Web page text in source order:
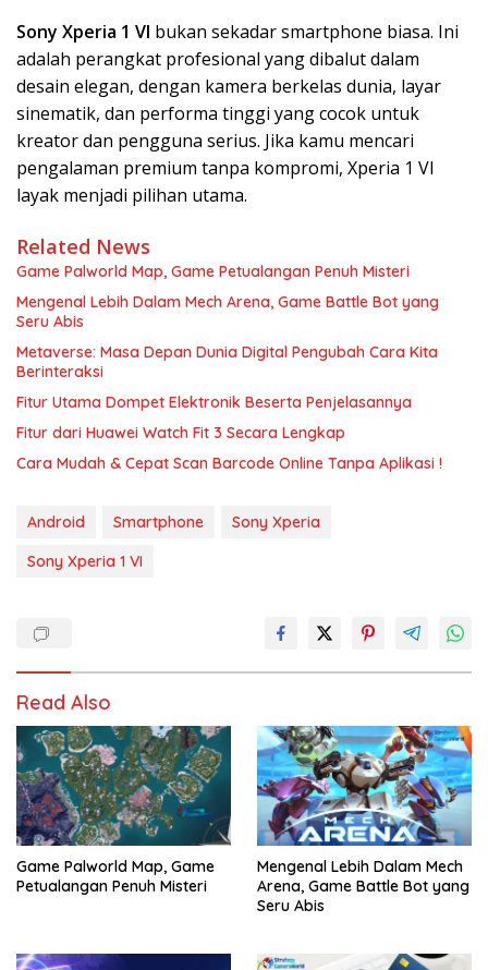
Sony Xperia 1 VI bukan sekadar smartphone biasa. Ini
adalah perangkat profesional yang dibalut dalam
desain elegan, dengan kamera berkelas dunia, layar
sinematik, dan performa tinggi yang cocok untuk
kreator dan pengguna serius. Jika kamu mencari
pengalaman premium tanpa kompromi, Xperia 1 VI
layak menjadi pilihan utama.
Related News
Game Palworld Map, Game Petualangan Penuh Misteri
Mengenal Lebih Dalam Mech Arena, Game Battle Bot yang
Seru Abis
Metaverse: Masa Depan Dunia Digital Pengubah Cara Kita
Berinteraksi
Fitur Utama Dompet Elektronik Beserta Penjelasannya
Fitur dari Huawei Watch Fit 3 Secara Lengkap
Cara Mudah & Cepat Scan Barcode Online Tanpa Aplikasi !
Android Smartphone
Sony Xperia
Sony Xperia 1 VI
Read Also
Game Palworld Map, Game
Petualangan Penuh Misteri
Mengenal Lebih Dalam Mech
Arena, Game Battle Bot yang
Seru Abis